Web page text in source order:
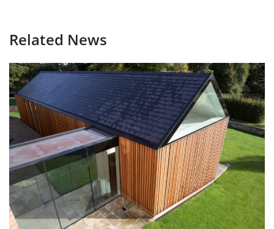
Related News